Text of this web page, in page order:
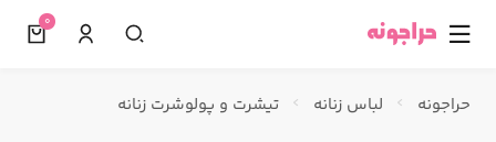
☰
0
حراجونه لباس زنانه تیشرت و پولوشرت زنانه